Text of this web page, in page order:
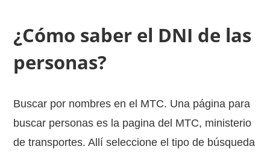
¿Cómo saber el DNI de las
personas?
Buscar por nombres en el MTC. Una página para
buscar personas es la pagina del MTC, ministerio
de transportes. Allí seleccione el tipo de búsqueda